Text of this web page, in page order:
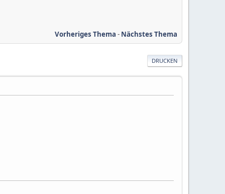
Vorheriges Thema - Nächstes Thema
DRUCKEN